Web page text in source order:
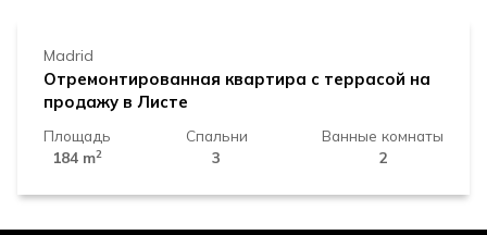
Madrid
Отремонтированная квартира с террасой на
продажу в Листе
Площадь
184 m2
Спальни
3
Ванные комнаты
2